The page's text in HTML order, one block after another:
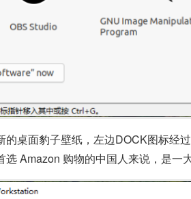
的桌面豹子壁纸，左边DOCK图标
Amazon 购物的中国人来说，是一大